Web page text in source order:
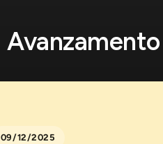
Avanzamento
09/12/2025